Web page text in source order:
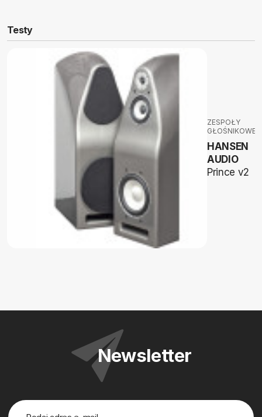
Testy
ZESPOŁY
GŁOŚNIKOWE
HANSEN
AUDIO
Prince v2
Newsletter